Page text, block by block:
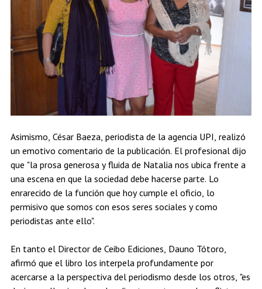
Asimismo, César Baeza, periodista de la agencia UPI, realizó
un emotivo comentario de la publicación. El profesional dijo
que "la prosa generosa y fluida de Natalia nos ubica frente a
una escena en que la sociedad debe hacerse parte. Lo
enrarecido de la función que hoy cumple el oficio, lo
permisivo que somos con esos seres sociales y como
periodistas ante ello".
En tanto el Director de Ceibo Ediciones, Dauno Tótoro,
afirmó que el libro los interpela profundamente por
acercarse a la perspectiva del periodismo desde los otros, "es